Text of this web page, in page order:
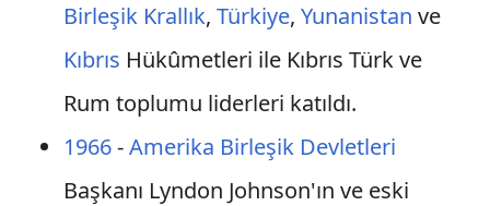
Birleşik Krallık, Türkiye, Yunanistan ve
Kıbrıs Hükûmetleri ile Kıbrıs Türk ve
Rum toplumu liderleri katıldı.
1966-Amerika Birleşik Devletleri
Başkanı Lyndon Johnson'ın ve eski